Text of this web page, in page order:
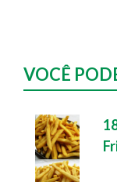
VOCÊ